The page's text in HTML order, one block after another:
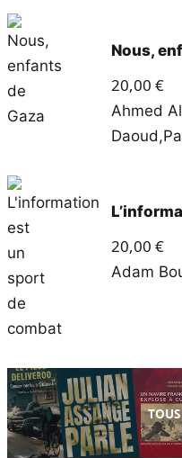
Nous,
20,00 €
Ahmed
Daoud,
20,00 €
Adam